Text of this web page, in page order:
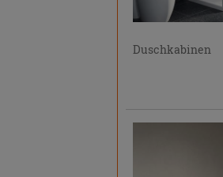
Duschkabinen